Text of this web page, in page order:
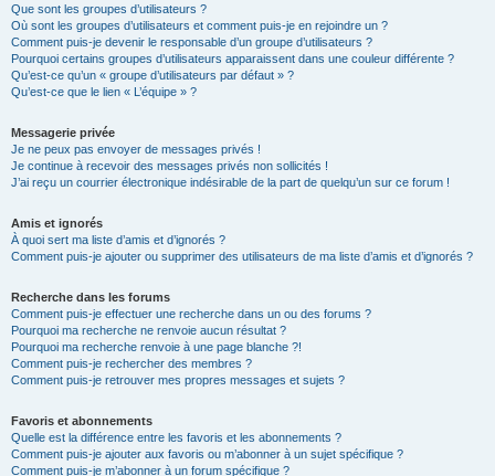
Que sont les groupes d’utilisateurs ?
Où sont les groupes d’utilisateurs et comment puis-je en rejoindre un ?
Comment puis-je devenir le responsable d’un groupe d’utilisateurs ?
Pourquoi certains groupes d’utilisateurs apparaissent dans une couleur différente ?
Qu’est-ce qu’un « groupe d’utilisateurs par défaut » ?
Qu’est-ce que le lien « L’équipe » ?
Messagerie privée
Je ne peux pas envoyer de messages privés !
Je continue à recevoir des messages privés non sollicités !
J’ai reçu un courrier électronique indésirable de la part de quelqu’un sur ce forum !
Amis et ignorés
À quoi sert ma liste d’amis et d’ignorés ?
Comment puis-je ajouter ou supprimer des utilisateurs de ma liste d’amis et d’ignorés ?
Recherche dans les forums
Comment puis-je effectuer une recherche dans un ou des forums ?
Pourquoi ma recherche ne renvoie aucun résultat ?
Pourquoi ma recherche renvoie à une page blanche ?!
Comment puis-je rechercher des membres ?
Comment puis-je retrouver mes propres messages et sujets ?
Favoris et abonnements
Quelle est la différence entre les favoris et les abonnements ?
Comment puis-je ajouter aux favoris ou m’abonner à un sujet spécifique ?
Comment puis-je m’abonner à un forum spécifique ?